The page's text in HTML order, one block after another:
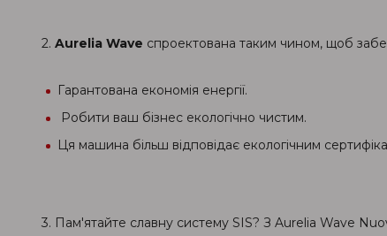
2. Aurelia Wave спроектована таким чином, щоб
Гарантована економія енергії.
Робити ваш бізнес екологічно чистим.
Ця машина більш відповідає екологічним
3. Пам'ятайте славну систему SIS? З Aurelia Wave